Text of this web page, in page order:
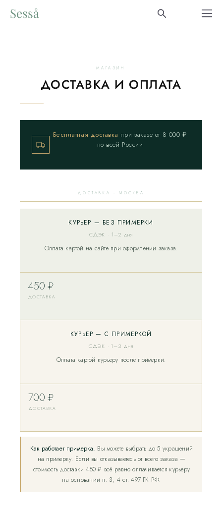
Sesså
МАГАЗИН
ДОСТАВКА И ОПЛАТА
Бесплатная доставка при заказе от 8 000 ₽
по всей России
ДОСТАВКА · МОСКВА
КУРЬЕР — БЕЗ ПРИМЕРКИ
СДЭК · 1–2 дня
Оплата картой на сайте при оформлении заказа.
450 ₽
ДОСТАВКА
КУРЬЕР — С ПРИМЕРКОЙ
СДЭК · 1–3 дня
Оплата картой курьеру после примерки.
700 ₽
ДОСТАВКА
Как работает примерка. Вы можете выбрать до 5 украшений
на примерку. Если вы отказываетесь от всего заказа —
стоимость доставки 450 ₽ всё равно оплачивается курьеру
на основании п. 3, 4 ст. 497 ГК РФ.